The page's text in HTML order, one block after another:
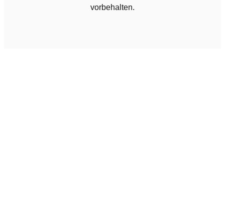
vorbehalten.